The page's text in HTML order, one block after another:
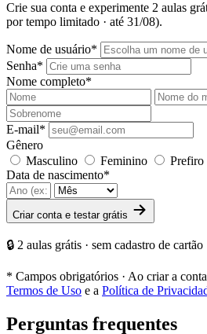
Crie sua conta e experimente 2 aulas
por tempo limitado · até 31/08).
Nome de usuário*
Senha*
Nome completo*
E-mail*
Gênero
Masculino
Feminino
Prefiro
Data de nascimento*
Criar conta e testar grátis
🔒 2 aulas grátis · sem cadastro de cartão
* Campos obrigatórios · Ao criar a
Termos de Uso e a Política de
Perguntas frequentes